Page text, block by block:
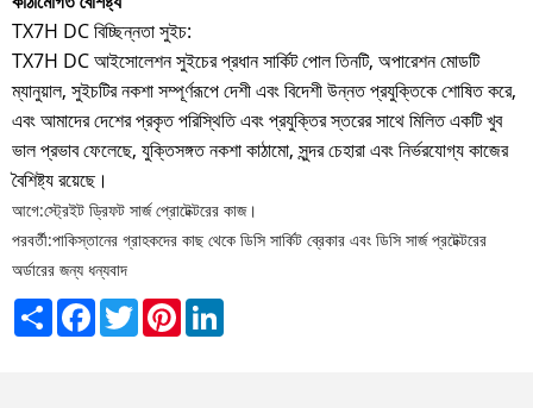
TX7H DC বিচ্ছিন্নতা সুইচ:
TX7H DC আইসোলেশন সুইচের প্রধান সার্কিট পোল তিনটি, অপারেশন মোডটি
ম্যানুয়াল, সুইচটির নকশা সম্পূর্ণরূপে দেশী এবং বিদেশী উন্নত প্রযুক্তিকে শোষিত করে,
এবং আমাদের দেশের প্রকৃত পরিস্থিতি এবং প্রযুক্তির স্তরের সাথে মিলিত একটি খুব
ভাল প্রভাব ফেলেছে, যুক্তিসঙ্গত নকশা কাঠামো, সুন্দর চেহারা এবং নির্ভরযোগ্য কাজের
বৈশিষ্ট্য রয়েছে।
আগে:স্ট্রেইট ড্রিফট সার্জ প্রোটেক্টরের কাজ।
পরবর্তী:পাকিস্তানের গ্রাহকদের কাছ থেকে ডিসি সার্কিট ব্রেকার এবং ডিসি সার্জ প্রটেক্টরের
অর্ডারের জন্য ধন্যবাদ
Share FacebookTwitterPinterest